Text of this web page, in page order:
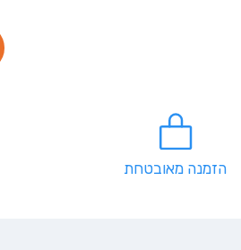
הזמנה מאובטחת